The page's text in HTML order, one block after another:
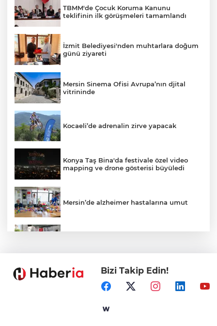
TBMM'de Çocuk Koruma Kanunu
teklifinin ilk görüşmeleri tamamlandı
İzmit Belediyesi'nden muhtarlara doğum
günü ziyareti
Mersin Sinema Ofisi Avrupa’nın djital
vitrininde
Kocaeli’de adrenalin zirve yapacak
Konya Taş Bina'da festivale özel video
mapping ve drone gösterisi büyüledi
Mersin’de alzheimer hastalarına umut
Ormanya’nın Atlas’ı yaban hayatına ışık
Bursa İnegöl'de Alanyurt Yüzme
Bizi Takip Edin!